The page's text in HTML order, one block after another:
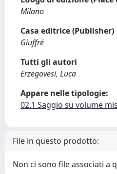
Milano
Casa editrice (Publisher)
Giuffré
Tutti gli autori
Erzegovesi, Luca
Appare nelle tipologie:
02.1 Saggio su volume
File in questo prodotto:
Non ci sono file associati a